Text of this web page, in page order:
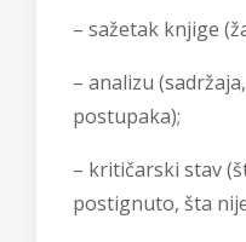
– sažetak knjige
– analizu
postupaka);
– kritičarski stav
postignuto, šta